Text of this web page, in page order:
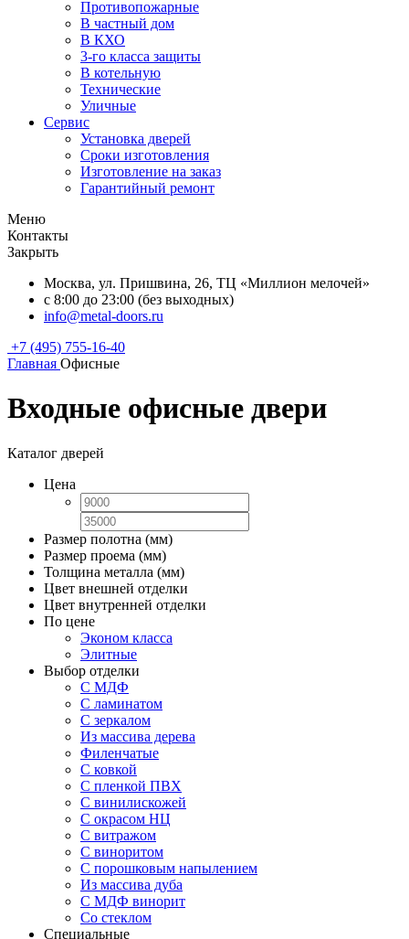
Противопожарные
В частный дом
В КХО
3-го класса защиты
В котельную
Технические
Уличные
Сервис
Установка дверей
Сроки изготовления
Изготовление на заказ
Гарантийный ремонт
Меню
Контакты
Закрыть
Москва, ул. Пришвина, 26, ТЦ «Миллион мелочей»
с 8:00 до 23:00 (без выходных)
info@metal-doors.ru
+7 (495) 755-16-40
Главная Офисные
Входные офисные двери
Каталог дверей
Цена
Размер полотна (мм)
Размер проема (мм)
Толщина металла (мм)
Цвет внешней отделки
Цвет внутренней отделки
По цене
Эконом класса
Элитные
Выбор отделки
С МДФ
С ламинатом
С зеркалом
Из массива дерева
Филенчатые
С ковкой
С пленкой ПВХ
С винилискожей
С окрасом НЦ
С витражом
С виноритом
С порошковым напылением
Из массива дуба
С МДФ винорит
Со стеклом
Специальные